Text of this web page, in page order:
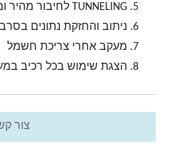
TUNNELING לחיבור מהיר ומתקדם
ניתוב והחזקת נתונים
מעקב אחרי צריכת חשמל
הצגת שימוש בכל רכיב
צור